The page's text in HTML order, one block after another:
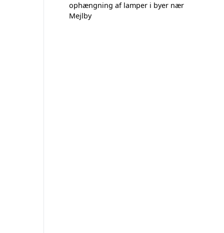
ophængning af lamper i byer nær
Mejlby